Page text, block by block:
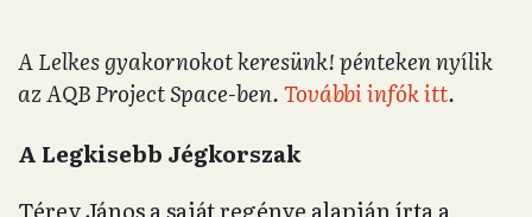
A Lelkes gyakornokot keresünk! pénteken nyílik
az AQB Project Space-ben.További infók itt.
A Legkisebb Jégkorszak
Térey János a saját regénye alapján írta a